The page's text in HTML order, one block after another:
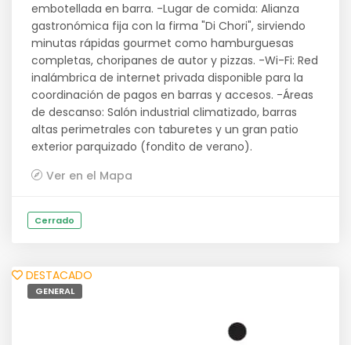
embotellada en barra. -Lugar de comida: Alianza
gastronómica fija con la firma "Di Chori", sirviendo
minutas rápidas gourmet como hamburguesas
completas, choripanes de autor y pizzas. -Wi-Fi: Red
inalámbrica de internet privada disponible para la
coordinación de pagos en barras y accesos. -Áreas
de descanso: Salón industrial climatizado, barras
altas perimetrales con taburetes y un gran patio
exterior parquizado (fondito de verano).
Ver en el Mapa
Cerrado
DESTACADO
GENERAL